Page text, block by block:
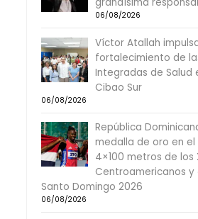
grandísima
06/08/2026
Víctor Atallah
fortalecimiento de
Integradas de Salud
Cibao Sur
06/08/2026
República
medalla de oro en
4×100 metros de los
Centroamericanos y
Santo Domingo 2026
06/08/2026